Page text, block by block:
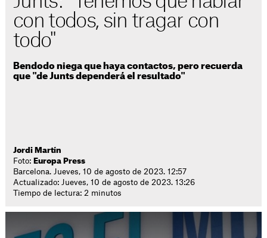
con todos, sin tragar con
todo"
Bendodo niega que haya contactos, pero recuerda
que "de Junts dependerá el resultado"
Jordi Martín
Foto: Europa Press
Barcelona. Jueves, 10 de agosto de 2023. 12:57
Actualizado: Jueves, 10 de agosto de 2023. 13:26
Tiempo de lectura: 2 minutos